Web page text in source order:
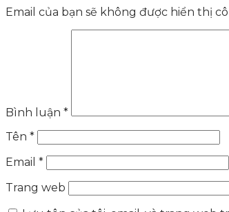
Email của bạn sẽ không được hiển thị
Bình luận *
Tên *
Email *
Trang web